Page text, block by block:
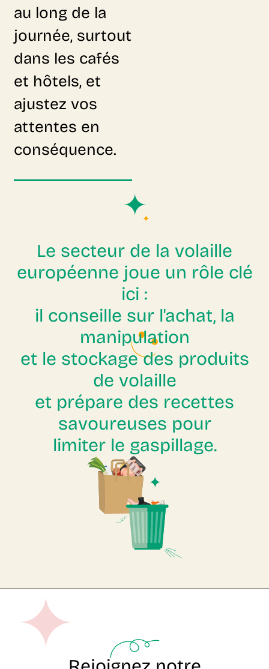
au long de la
journée, surtout
dans les cafés
et hôtels, et
ajustez vos
attentes en
conséquence.
Le secteur de la volaille
européenne joue un rôle clé
ici :
il conseille sur l'achat, la
manipulation
et le stockage des produits
de volaille
et prépare des recettes
savoureuses pour
limiter le gaspillage.